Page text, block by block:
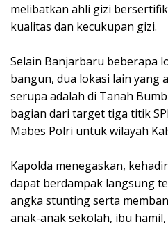
melibatkan ahli gizi
kualitas dan kecukupan gizi.
Selain Banjarbaru beberapa
bangun, dua lokasi lain yang
serupa adalah di Tanah
bagian dari target tiga titik
Mabes Polri untuk wilayah
Kapolda menegaskan,
dapat berdampak langsung
angka stunting serta
anak-anak sekolah, ibu